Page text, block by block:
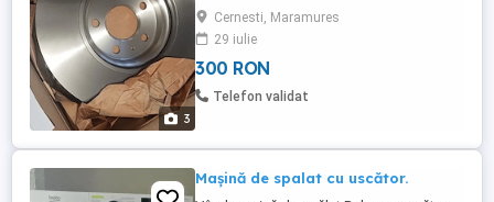
3
de model. Pret negociabil.
Cernesti, Maramures
29 iulie
300 RON
Telefon validat
Mașină de spalat cu uscător.